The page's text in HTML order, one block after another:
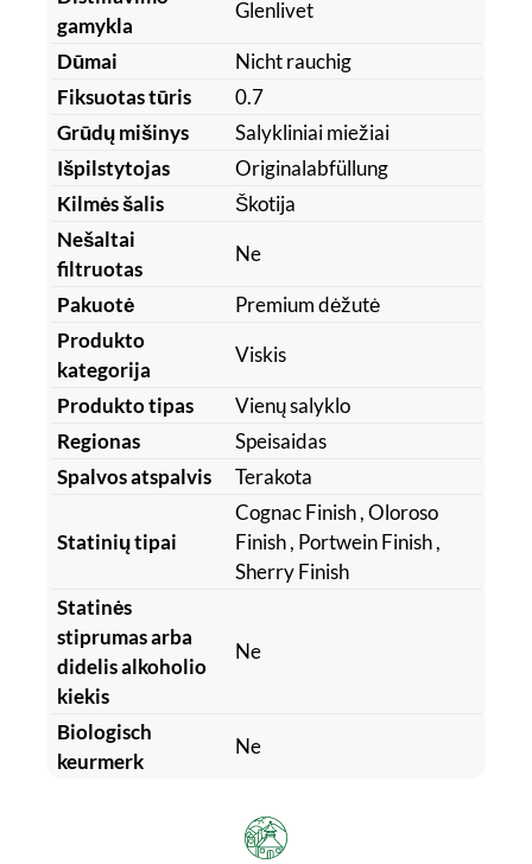
gamykla
Glenlivet
Dūmai
Nicht rauchig
Fiksuotas tūris
0.7
Grūdų mišinys
Salykliniai miežiai
Išpilstytojas
Originalabfüllung
Kilmės šalis
Škotija
Nešaltai
filtruotas
Ne
Pakuotė
Premium dėžutė
Produkto
kategorija
Viskis
Produkto tipas
Vienų salyklo
Regionas
Speisaidas
Spalvos atspalvis
Terakota
Statinių tipai
Cognac Finish, Oloroso
Finish, Portwein Finish,
Sherry Finish
Statinės
stiprumas arba
didelis alkoholio
kiekis
Ne
Biologisch
keurmerk
Ne